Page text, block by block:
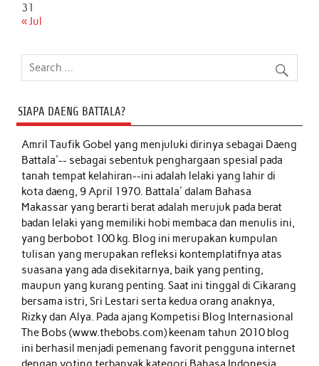
31
« Jul
SIAPA DAENG BATTALA?
Amril Taufik Gobelyang menjuluki dirinya sebagai Daeng
Battala'-- sebagai sebentuk penghargaan spesial pada
tanah tempat kelahiran--ini adalah lelaki yang lahir di
kota daeng, 9 April 1970. Battala' dalam Bahasa
Makassar yang berarti berat adalah merujuk pada berat
badan lelaki yang memiliki hobi membaca dan menulis ini,
yang berbobot 100 kg. Blog ini merupakan kumpulan
tulisan yang merupakan refleksi kontemplatifnya atas
suasana yang ada disekitarnya, baik yang penting,
maupun yang kurang penting. Saat ini tinggal di Cikarang
bersama istri, Sri Lestari serta kedua orang anaknya,
Rizky dan Alya. Pada ajang Kompetisi Blog Internasional
The Bobs (www.thebobs.com) keenam tahun 2010 blog
ini berhasil menjadi pemenang favorit pengguna internet